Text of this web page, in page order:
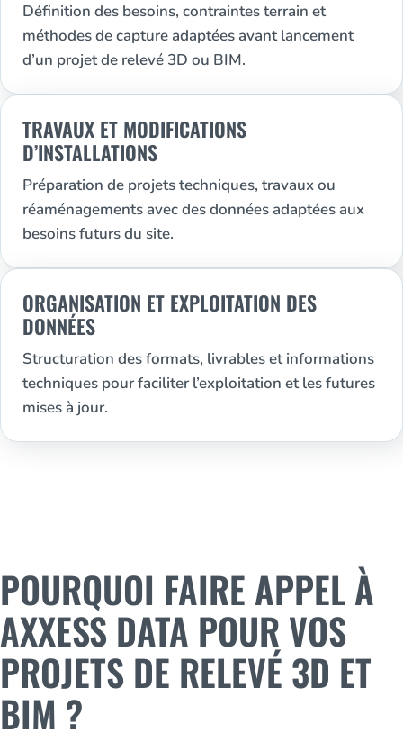
Définition des besoins, contraintes terrain et
méthodes de capture adaptées avant lancement
d’un projet de relevé 3D ou BIM.
TRAVAUX ET MODIFICATIONS
D’INSTALLATIONS
Préparation de projets techniques, travaux ou
réaménagements avec des données adaptées aux
besoins futurs du site.
ORGANISATION ET EXPLOITATION DES
DONNÉES
Structuration des formats, livrables et informations
techniques pour faciliter l’exploitation et les futures
mises à jour.
POURQUOI FAIRE APPEL À
AXXESS DATA POUR VOS
PROJETS DE RELEVÉ 3D ET
BIM ?